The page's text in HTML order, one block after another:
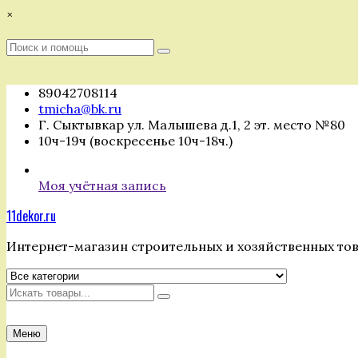
Перейти
содержимому
×
Поиск
Поиск
89042708114
tmicha@bk.ru
Г. Сыктывкар ул. Малышева д.1, 2 эт. место №80
10ч-19ч (воскресенье 10ч-18ч.)
Моя учётная запись
11dekor.ru
Интернет-магазин строительных и хозяйственных
Искать
Меню